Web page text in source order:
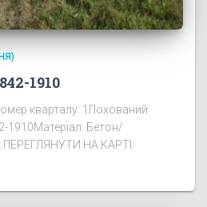
1910
кварталу: 1Похований
1910Матеріал: Бетон/
ПЕРЕГЛЯНУТИ НА КАРТІ